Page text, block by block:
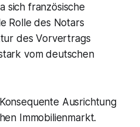
sich französische
Rolle des Notars
des Vorvertrags
vom deutschen
Konsequente Ausrichtung
Immobilienmarkt.